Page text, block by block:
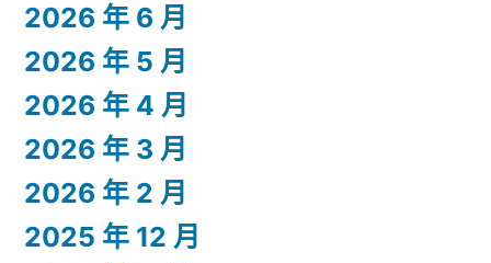
2026 年 6 月
2026 年 5 月
2026 年 4 月
2026 年 3 月
2026 年 2 月
2025 年 12 月